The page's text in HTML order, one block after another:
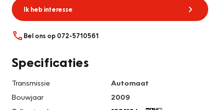
Ik heb interesse
Bel ons op 072-5710561
Specificaties
Transmissie
Automaat
Bouwjaar
2009